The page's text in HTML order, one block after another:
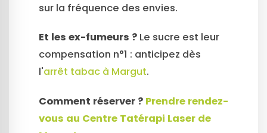
sur la fréquence des envies.
Et les ex-fumeurs ? Le sucre est leur
compensation n°1 : anticipez dès
l'arrêt tabac à Margut.
Comment réserver ? Prendre rendez-
vous au Centre Tatérapi Laser de